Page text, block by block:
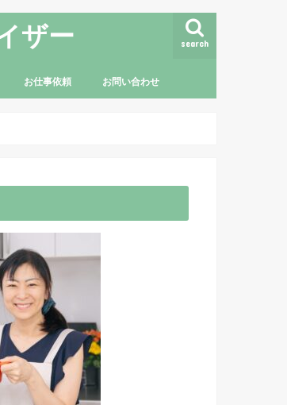
ザー search
お仕事依頼 お問い合わせ